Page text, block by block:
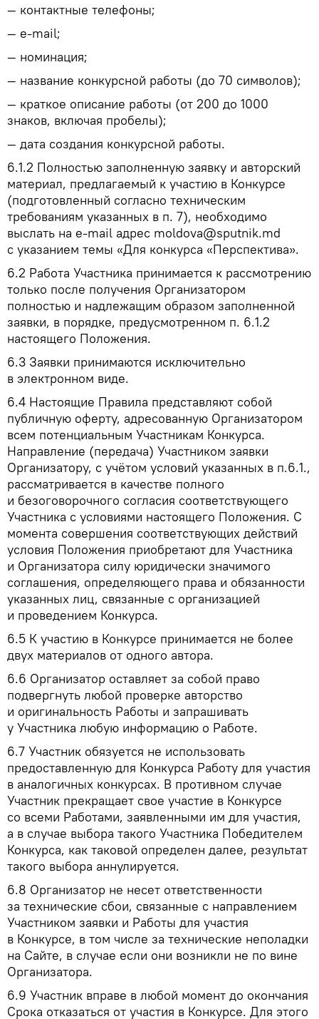
— контактные телефоны;
— e-mail;
— номинация;
— название конкурсной работы (до 70 символов);
— краткое описание работы (от 200 до 1000
знаков, включая пробелы);
— дата создания конкурсной работы.
6.1.2 Полностью заполненную заявку и авторский
материал, предлагаемый к участию в Конкурсе
(подготовленный согласно техническим
требованиям указанных в п. 7), необходимо
выслать на e-mail адрес moldova@sputnik.md
с указанием темы «Для конкурса «Перспектива».
6.2 Работа Участника принимается к рассмотрению
только после получения Организатором
полностью и надлежащим образом заполненной
заявки, в порядке, предусмотренном п. 6.1.2
настоящего Положения.
6.3 Заявки принимаются исключительно
в электронном виде.
6.4 Настоящие Правила представляют собой
публичную оферту, адресованную Организатором
всем потенциальным Участникам Конкурса.
Направление (передача) Участником заявки
Организатору, с учётом условий указанных в п.6.1.,
рассматривается в качестве полного
и безоговорочного согласия соответствующего
Участника с условиями настоящего Положения. С
момента совершения соответствующих действий
условия Положения приобретают для Участника
и Организатора силу юридически значимого
соглашения, определяющего права и обязанности
указанных лиц, связанные с организацией
и проведением Конкурса.
6.5 К участию в Конкурсе принимается не более
двух материалов от одного автора.
6.6 Организатор оставляет за собой право
подвергнуть любой проверке авторство
и оригинальность Работы и запрашивать
у Участника любую информацию о Работе.
6.7 Участник обязуется не использовать
предоставленную для Конкурса Работу для участия
в аналогичных конкурсах. В противном случае
Участник прекращает свое участие в Конкурсе
со всеми Работами, заявленными им для участия,
а в случае выбора такого Участника Победителем
Конкурса, как таковой определен далее, результат
такого выбора аннулируется.
6.8 Организатор не несет ответственности
за технические сбои, связанные с направлением
Участником заявки и Работы для участия
в Конкурсе, в том числе за технические неполадки
на Сайте, в случае если они возникли не по вине
Организатора.
6.9 Участник вправе в любой момент до окончания
Срока отказаться от участия в Конкурсе. Для этого